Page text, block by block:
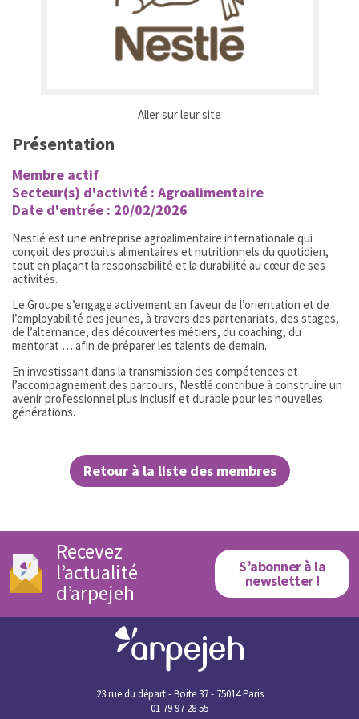
Aller sur leur site
Présentation
Membre actif
Secteur(s) d'activité : Agroalimentaire
Date d'entrée : 20/02/2026
Nestlé est une entreprise agroalimentaire internationale qui
conçoit des produits alimentaires et nutritionnels du quotidien,
tout en plaçant la responsabilité et la durabilité au cœur de ses
activités.
Le Groupe s’engage activement en faveur de l’orientation et de
l’employabilité des jeunes, à travers des partenariats, des stages,
de l’alternance, des découvertes métiers, du coaching, du
mentorat … afin de préparer les talents de demain.
En investissant dans la transmission des compétences et
l’accompagnement des parcours, Nestlé contribue à construire un
avenir professionnel plus inclusif et durable pour les nouvelles
générations.
Retour à la liste des membres
Recevez
l’actualité
d’arpejeh
S’abonner à la
newsletter !
23 rue du départ - Boite 37 - 75014 Paris
01 79 97 28 55